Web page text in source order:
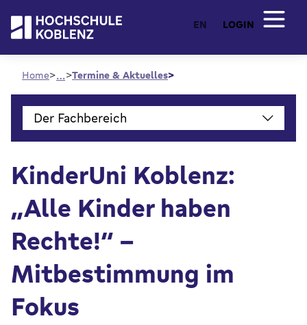
EN LOGIN
Home … Termine & Aktuelles
Der Fachbereich
KinderUni Koblenz:
„Alle Kinder haben
Rechte!“ –
Mitbestimmung im
Fokus